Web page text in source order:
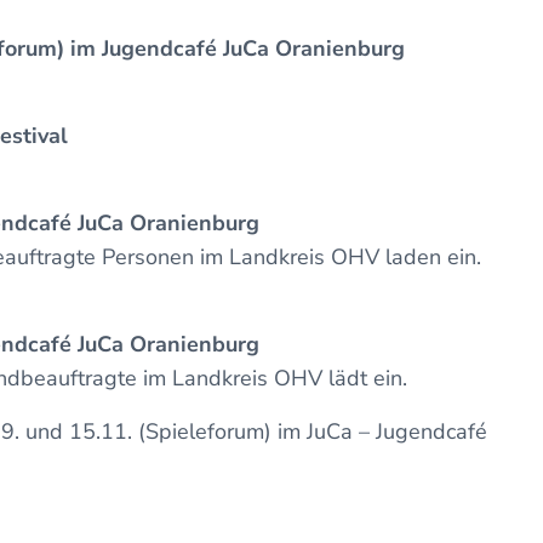
im Jugendcafé JuCa Oranienburg
JuCa Oranienburg
Personen im Landkreis OHV laden ein.
JuCa Oranienburg
im Landkreis OHV lädt ein.
und 15.11. (Spieleforum) im JuCa – Jugendcafé